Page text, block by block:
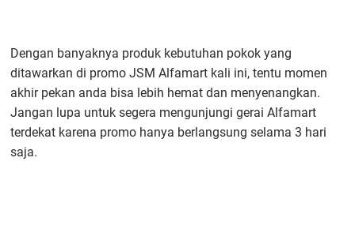
Dengan banyaknya produk kebutuhan pokok yang
ditawarkan di promo JSM Alfamart kali ini, tentu momen
akhir pekan anda bisa lebih hemat dan menyenangkan.
Jangan lupa untuk segera mengunjungi gerai Alfamart
terdekat karena promo hanya berlangsung selama 3 hari
saja.